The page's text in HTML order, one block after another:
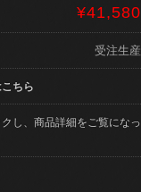
¥41,580
受注生産
ちら
し、商品詳細をご覧になっ